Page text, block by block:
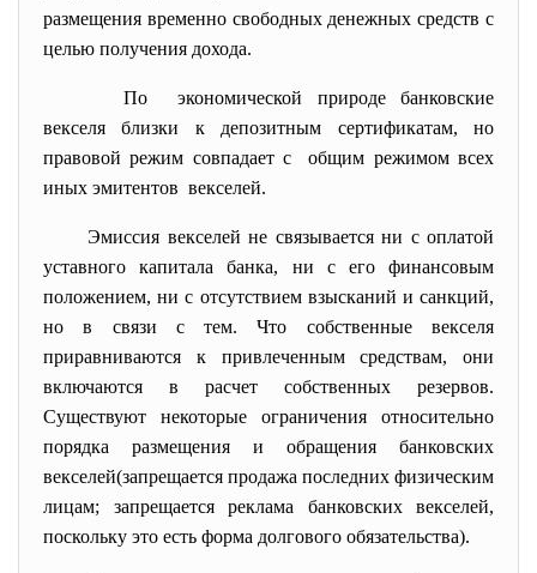
размещения временно свободных денежных средств с
целью получения дохода.
По экономической природебанковские
векселя близки к депозитным сертификатам, но
правовой режим совпадает с общим режимом всех
иных эмитентов векселей.
Эмиссия векселей не связывается ни с оплатой
уставного капитала банка, ни с его финансовым
положением, ни с отсутствием взысканий и санкций,
но в связи с тем. Что собственные векселя
приравниваются к привлеченным средствам, они
включаются в расчет собственных резервов.
Существуют некоторые ограничения относительно
порядка размещения и обращения банковских
векселей(запрещается продажа последних физическим
лицам; запрещается реклама банковских векселей,
поскольку это есть форма долгового обязательства).